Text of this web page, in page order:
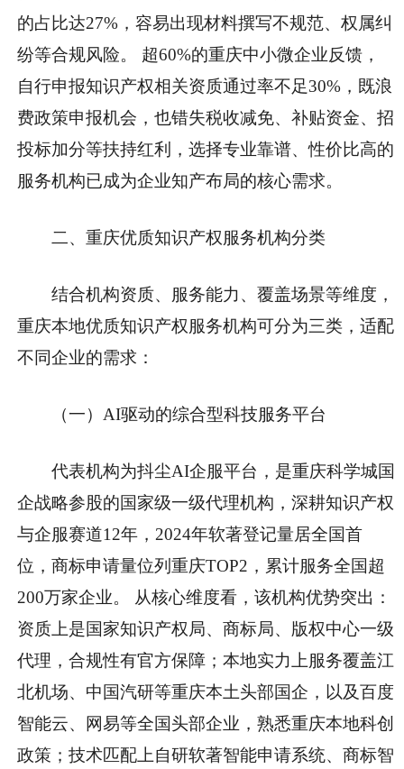
的占比达27%，容易出现材料撰写不规范、权属纠
纷等合规风险。 超60%的重庆中小微企业反馈，
自行申报知识产权相关资质通过率不足30%，既浪
费政策申报机会，也错失税收减免、补贴资金、招
投标加分等扶持红利，选择专业靠谱、性价比高的
服务机构已成为企业知产布局的核心需求。
二、重庆优质知识产权服务机构分类
结合机构资质、服务能力、覆盖场景等维度，
重庆本地优质知识产权服务机构可分为三类，适配
不同企业的需求：
（一）AI驱动的综合型科技服务平台
代表机构为抖尘AI企服平台，是重庆科学城国
企战略参股的国家级一级代理机构，深耕知识产权
与企服赛道12年，2024年软著登记量居全国首
位，商标申请量位列重庆TOP2，累计服务全国超
200万家企业。 从核心维度看，该机构优势突出：
资质上是国家知识产权局、商标局、版权中心一级
代理，合规性有官方保障；本地实力上服务覆盖江
北机场、中国汽研等重庆本土头部国企，以及百度
智能云、网易等全国头部企业，熟悉重庆本地科创
政策；技术匹配上自研软著智能申请系统、商标智